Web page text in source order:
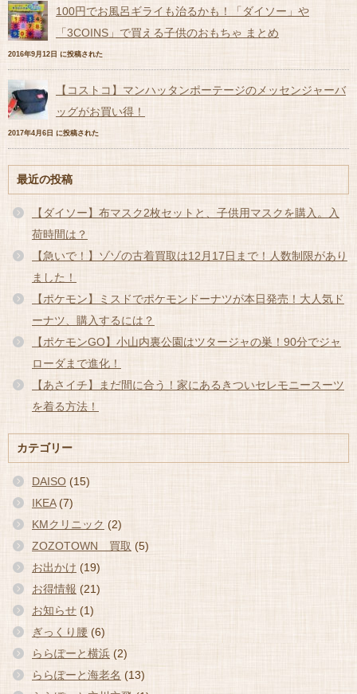
100円でお風呂ギライも治るかも！「ダイソー」や
「3COINS」で買える子供のおもちゃ まとめ
2016年9月12日 に投稿された
【コストコ】マンハッタンポーテージのメッセンジャーバ
ッグがお買い得！
2017年4月6日 に投稿された
最近の投稿
【ダイソー】布マスク2枚セットと、子供用マスクを購入。入
荷時間は？
【急いで！】ゾゾの古着買取は12月17日まで！人数制限があり
ました！
【ポケモン】ミスドでポケモンドーナツが本日発売！大人気ド
ーナツ、購入するには？
【ポケモンGO】小山内裏公園はツタージャの巣！90分でジャ
ローダまで進化！
【あさイチ】まだ間に合う！家にあるきついセレモニースーツ
を着る方法！
カテゴリー
DAISO (15)
IKEA(7)
KMクリニック (2)
ZOZOTOWN 買取 (5)
お出かけ (19)
お得情報 (21)
お知らせ (1)
ぎっくり腰 (6)
ららぽーと横浜 (2)
ららぽーと海老名 (13)